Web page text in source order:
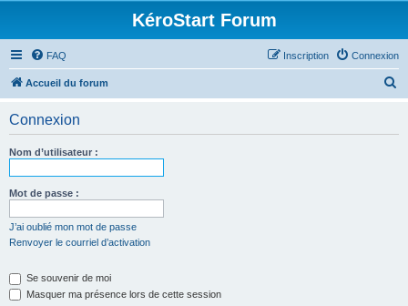
KéroStart Forum
FAQ Connexion
Inscription
Accueil du forum
Connexion
Nom d’utilisateur :
Mot de passe :
J’ai oublié mon mot de passe
Renvoyer le courriel d’activation
Se souvenir de moi
Masquer ma présence lors de cette session